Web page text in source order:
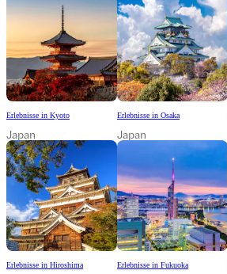
Erlebnisse in Kyoto
Japan
Erlebnisse in Osaka
Japan
Erlebnisse in Hiroshima Erlebnisse in Fukuoka